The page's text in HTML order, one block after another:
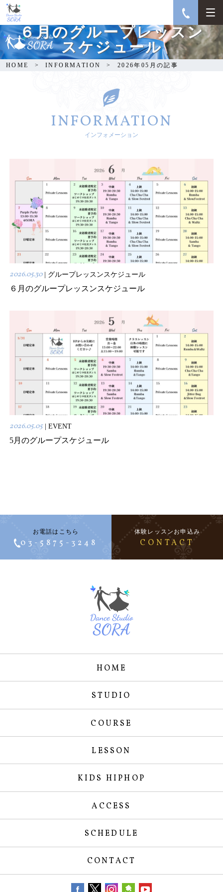
６月のグループレッスン
スケジュール
HOME INFORMATION 2026年05月の記事
INFORMATION
インフォメーション
2026.05.30| グループレッスンスケジュール
６月のグループレッスンスケジュール
2026.05.05| EVENT
5月のグループスケジュール
お電話はこちら
03-5875-3248
体験レッスンお申込み
CONTACT
HOME
STUDIO
COURSE
LESSON
KIDS HIPHOP
ACCESS
SCHEDULE
CONTACT